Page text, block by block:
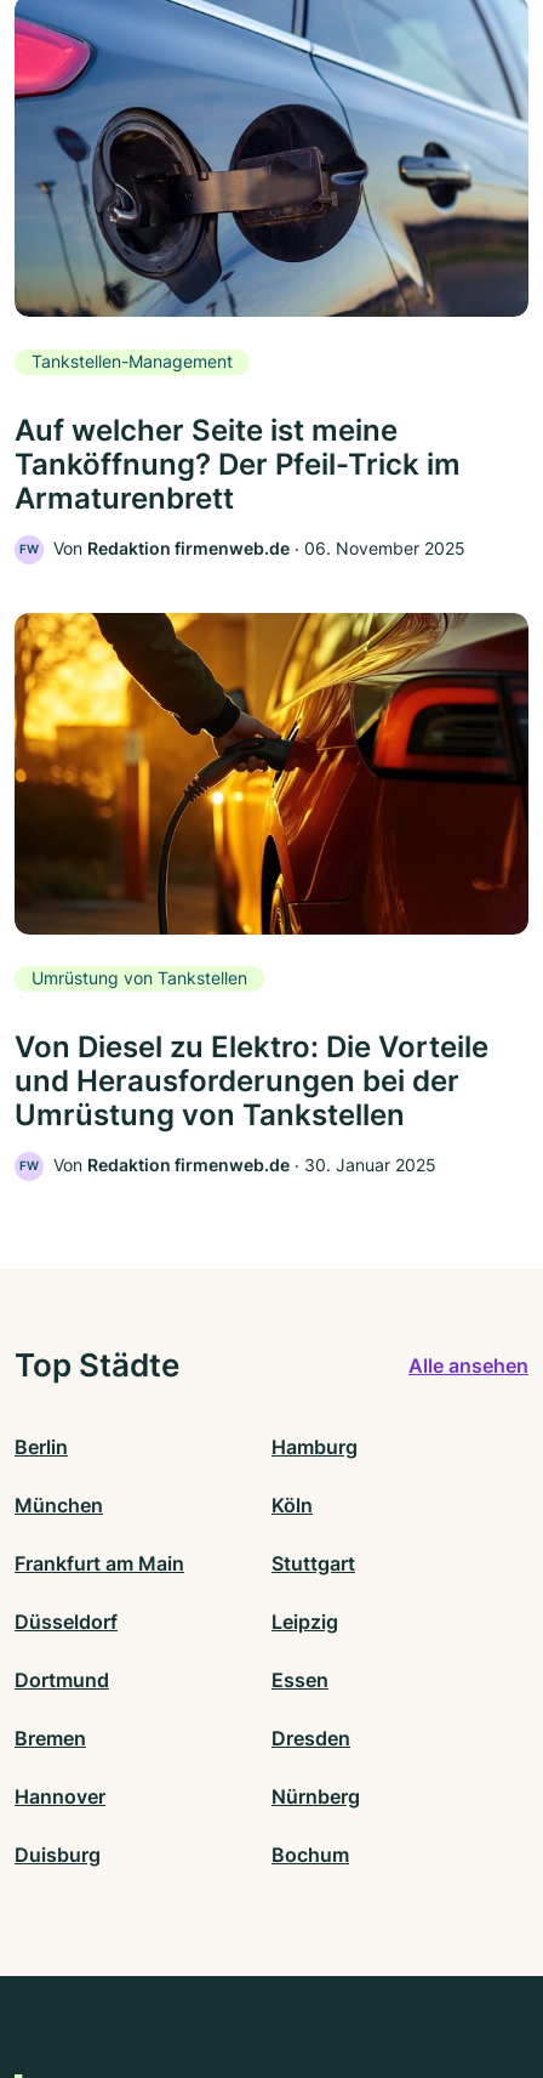
Tankstellen-Management
Auf welcher Seite ist meine
Tanköffnung? Der Pfeil-Trick im
Armaturenbrett
FW Von Redaktion firmenweb.de ‧ 06. November 2025
Umrüstung von Tankstellen
Von Diesel zu Elektro: Die Vorteile
und Herausforderungen bei der
Umrüstung von Tankstellen
FW Von Redaktion firmenweb.de ‧ 30. Januar 2025
Top Städte Alle ansehen
Berlin Hamburg
München Köln
Frankfurt am Main Stuttgart
Düsseldorf Leipzig
Dortmund Essen
Bremen Dresden
Hannover Nürnberg
Duisburg Bochum